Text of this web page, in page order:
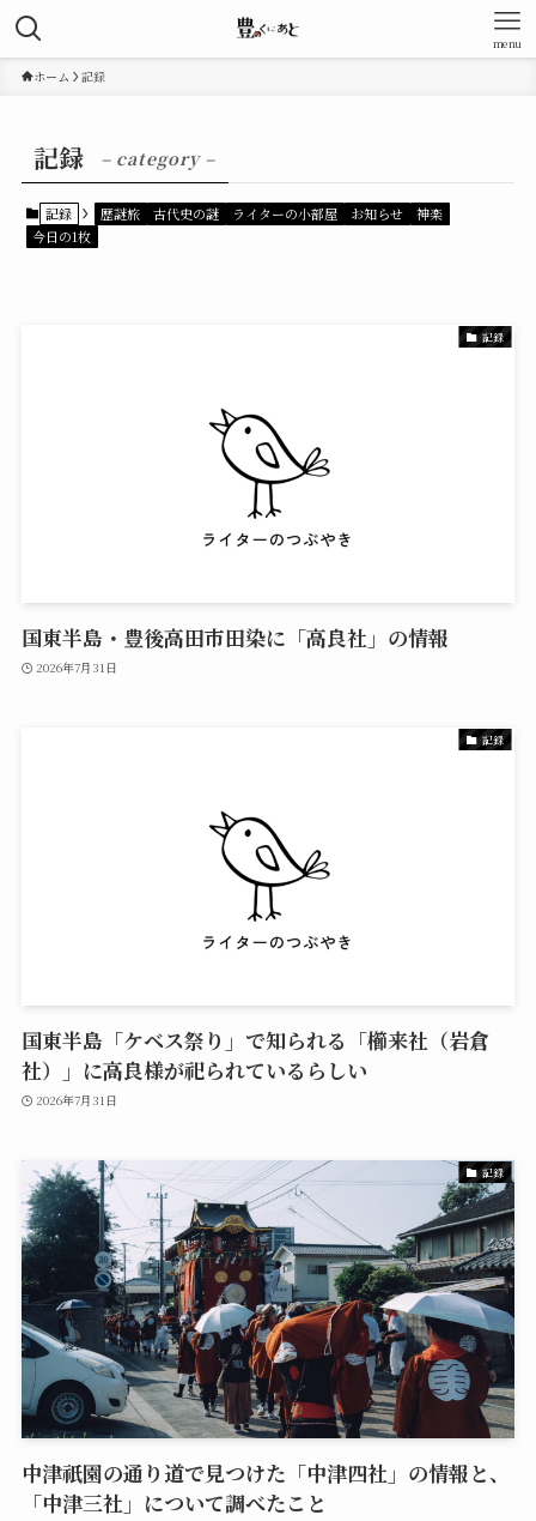
menu
ホーム 記録
記録 – category –
記録 歴謎旅 古代史の謎 ライターの小部屋 お知らせ
神楽
今日の1枚
記録
国東半島・豊後高田市田染に「高良社」の情報
2026年7月31日
記録
国東半島「ケベス祭り」で知られる「櫛来社（岩倉
社）」に高良様が祀られているらしい
2026年7月31日
記録
中津祇園の通り道で見つけた「中津四社」の情報と、
「中津三社」について調べたこと